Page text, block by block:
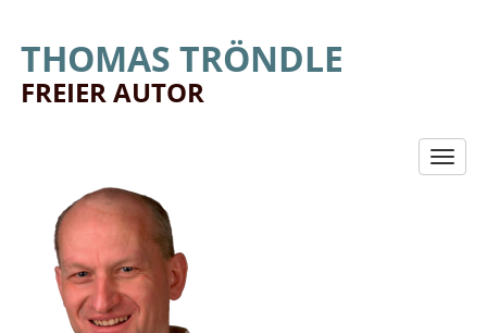
THOMAS TRÖNDLE
FREIER AUTOR